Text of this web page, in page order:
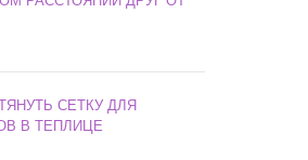
СЕТКУ ДЛЯ
В ТЕПЛИЦЕ